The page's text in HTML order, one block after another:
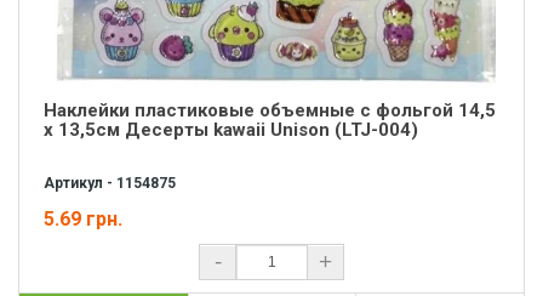
Наклейки пластиковые объемные с фольгой 14,5
х 13,5см Десерты kawaii Unison (LTJ-004)
Артикул - 1154875
5.69 грн.
- +